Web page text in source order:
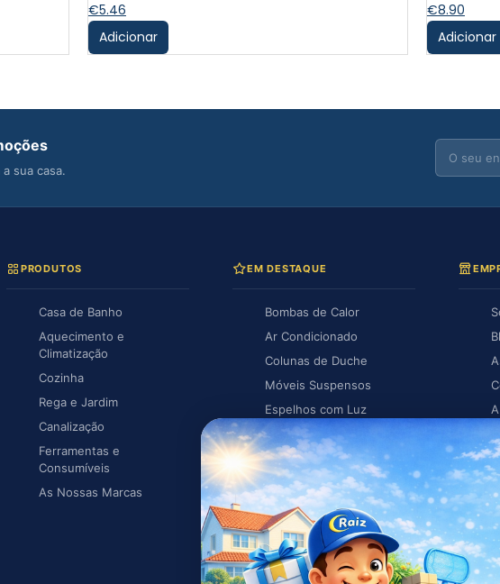
€5.46
Adicionar
€8.90
Adicionar
sua casa.
PRODUTOS
Casa de Banho
Aquecimento e
Climatização
Cozinha
Rega e Jardim
Canalização
Ferramentas e
Consumíveis
As Nossas Marcas
EM DESTAQUE
Bombas de Calor
Ar Condicionado
Colunas de Duche
Móveis Suspensos
Espelhos com Luz
Piscina
Caldeiras